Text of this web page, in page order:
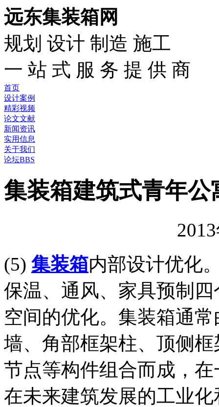
远东集装箱网
规划 设计 制造 施工
一 站 式 服 务 提 供 商
首页
设计案例
精彩视频
论文文献
新闻资讯
实用信息
关于我们
论坛BBS
集装箱建筑式青年
(5) 集装箱内部设计优化
保温、通风、家具预制
空间的优化。集装箱通
墙、角部框架柱、顶侧
节点等构件组合而成，
在未来建筑发展的工业